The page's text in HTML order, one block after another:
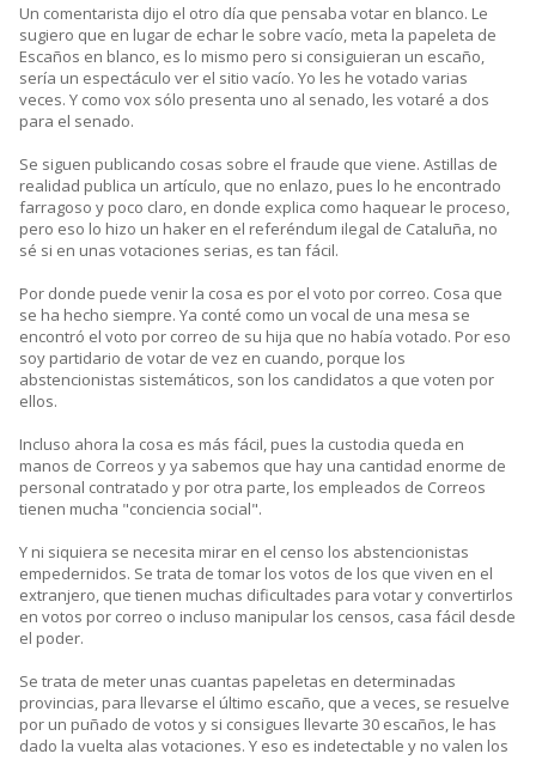
Un comentarista dijo el otro día que pensaba votar en blanco. Le
sugiero que en lugar de echar le sobre vacío, meta la papeleta de
Escaños en blanco, es lo mismo pero si consiguieran un escaño,
sería un espectáculo ver el sitio vacío. Yo les he votado varias
veces. Y como vox sólo presenta uno al senado, les votaré a dos
para el senado.
Se siguen publicando cosas sobre el fraude que viene. Astillas de
realidad publica un artículo, que no enlazo, pues lo he encontrado
farragoso y poco claro, en donde explica como haquear le proceso,
pero eso lo hizo un haker en el referéndum ilegal de Cataluña, no
sé si en unas votaciones serias, es tan fácil.
Por donde puede venir la cosa es por el voto por correo. Cosa que
se ha hecho siempre. Ya conté como un vocal de una mesa se
encontró el voto por correo de su hija que no había votado. Por eso
soy partidario de votar de vez en cuando, porque los
abstencionistas sistemáticos, son los candidatos a que voten por
ellos.
Incluso ahora la cosa es más fácil, pues la custodia queda en
manos de Correos y ya sabemos que hay una cantidad enorme de
personal contratado y por otra parte, los empleados de Correos
tienen mucha "conciencia social".
Y ni siquiera se necesita mirar en el censo los abstencionistas
empedernidos. Se trata de tomar los votos de los que viven en el
extranjero, que tienen muchas dificultades para votar y convertirlos
en votos por correo o incluso manipular los censos, casa fácil desde
el poder.
Se trata de meter unas cuantas papeletas en determinadas
provincias, para llevarse el último escaño, que a veces, se resuelve
por un puñado de votos y si consigues llevarte 30 escaños, le has
dado la vuelta alas votaciones. Y eso es indetectable y no valen los